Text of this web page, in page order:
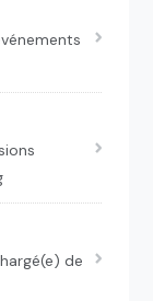
de